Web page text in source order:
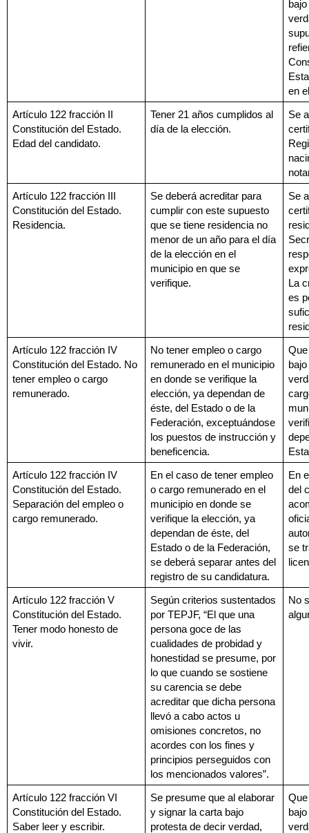
en
Artículo 122 fracción II
Constitución del Estado.
Edad del candidato.
Tener 21 años cumplidos al
día de la elección.
Se
Artículo 122 fracción III
Constitución del Estado.
Residencia.
Se deberá acreditar para
cumplir con este supuesto
que se tiene residencia no
menor de un año para el día
de la elección en el
municipio en que se
verifique.
Se
La
es
Artículo 122 fracción IV
Constitución del Estado. No
tener empleo o cargo
remunerado.
No tener empleo o cargo
remunerado en el municipio
en donde se verifique la
elección, ya dependan de
éste, del Estado o de la
Federación, exceptuándose
los puestos de instrucción y
beneficencia.
Artículo 122 fracción IV
Constitución del Estado.
Separación del empleo o
cargo remunerado.
En el caso de tener empleo
o cargo remunerado en el
municipio en donde se
verifique la elección, ya
dependan de éste, del
Estado o de la Federación,
se deberá separar antes del
registro de su candidatura.
En
del
se
Artículo 122 fracción V
Constitución del Estado.
Tener modo honesto de
vivir.
Según criterios sustentados
por TEPJF, “El que una
persona goce de las
cualidades de probidad y
honestidad se presume, por
lo que cuando se sostiene
su carencia se debe
acreditar que dicha persona
llevó a cabo actos u
omisiones concretos, no
acordes con los fines y
principios perseguidos con
los mencionados valores”.
No
Artículo 122 fracción VI
Constitución del Estado.
Saber leer y escribir.
Se presume que al elaborar
y signar la carta bajo
protesta de decir verdad,